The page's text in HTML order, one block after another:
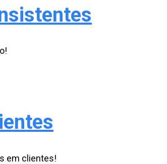
em clientes!